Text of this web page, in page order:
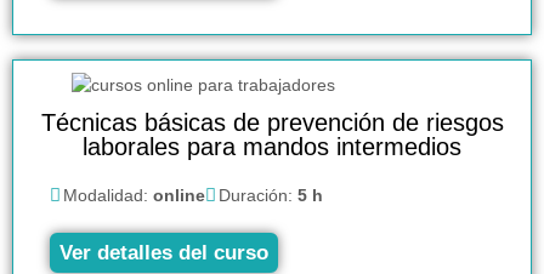
Técnicas básicas de prevención de riesgos
laborales para mandos intermedios
Modalidad: online Duración: 5 h
Ver detalles del curso